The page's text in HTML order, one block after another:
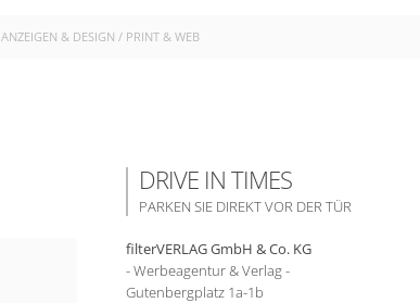
ANZEIGEN & DESIGN / PRINT & WEB
DRIVE IN TIMES
PARKEN SIE DIREKT VOR DER TÜR
filterVERLAG GmbH & Co. KG
- Werbeagentur & Verlag -
Gutenbergplatz 1a-1b